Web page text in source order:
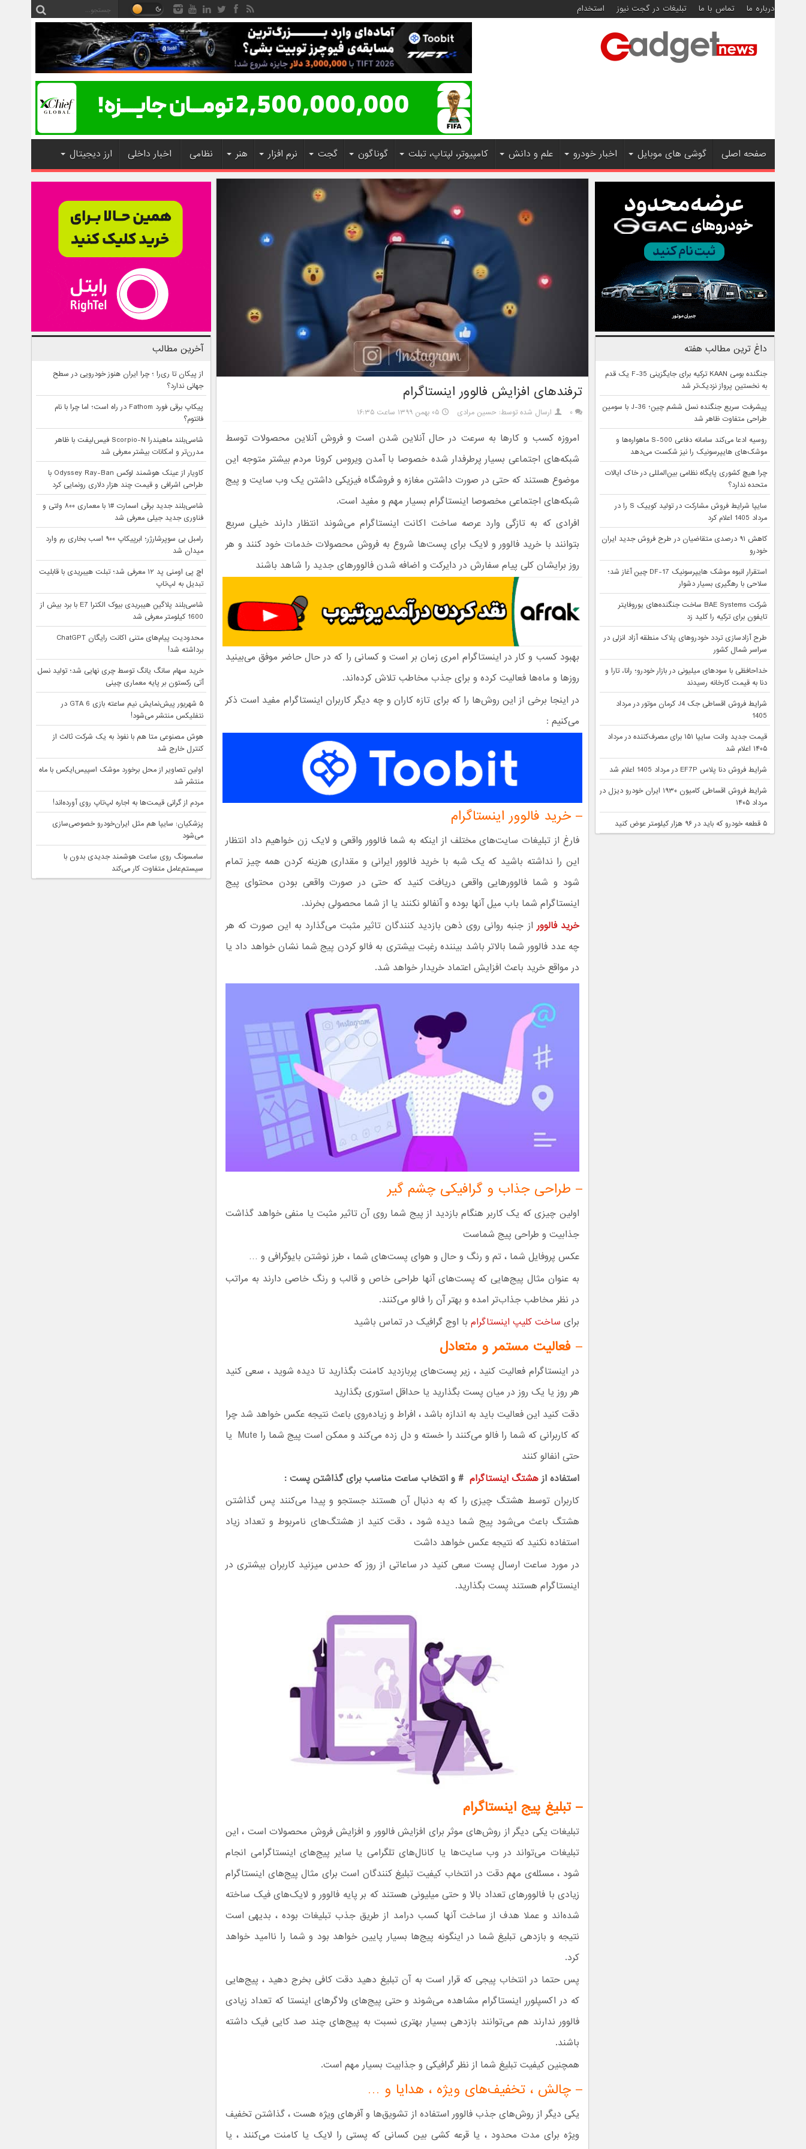
درباره ما تماس با ما تبلیغات در گجت نیوز استخدام
صفحه اصلی گوشی های موبایل اخبار خودرو علم و دانش کامپیوتر، لپتاپ، تبلت گوناگون گجت نرم افزار هنر نظامی اخبار داخلی ارز دیجیتال
ترفندهای افزایش فالوور اینستاگرام
۰ ارسال شده توسط: حسین مرادی ۰۵ بهمن ۱۳۹۹ ساعت ۱۶:۳۵
امروزه کسب و کارها به سرعت در حال آنلاین شدن است و فروش آنلاین محصولات توسط
شبکه‌های اجتماعی بسیار پرطرفدار شده خصوصا با آمدن ویروس کرونا مردم بیشتر متوجه این
موضوع هستند که حتی در صورت داشتن مغازه و فروشگاه فیزیکی داشتن یک وب سایت و پیج
شبکه‌های اجتماعی مخصوصا اینستاگرام بسیار مهم و مفید است.
افرادی که به تازگی وارد عرصه ساخت اکانت اینستاگرام می‌شوند انتظار دارند خیلی سریع
بتوانند با خرید فالوور و لایک برای پست‌ها شروع به فروش محصولات خدمات خود کنند و هر
روز برایشان کلی پیام سفارش در دایرکت و اضافه شدن فالوورهای جدید را شاهد باشند
بهبود کسب و کار در اینستاگرام امری زمان بر است و کسانی را که در حال حاضر موفق می‌بینید
روزها و ماه‌ها فعالیت کرده و برای جذب مخاطب تلاش کرده‌اند.
در اینجا برخی از این روش‌ها را که برای تازه کاران و چه دیگر کاربران اینستاگرام مفید است ذکر
می‌کنیم :
– خرید فالوور اینستاگرام
فارغ از تبلیغات سایت‌های مختلف از اینکه به شما فالوور واقعی و لایک زن خواهیم داد انتظار
این را نداشته باشید که یک شبه با خرید فالوور ایرانی و مقداری هزینه کردن همه چیز تمام
شود و شما فالوورهایی واقعی دریافت کنید که حتی در صورت واقعی بودن محتوای پیج
اینستاگرام شما باب میل آنها بوده و آنفالو نکنند یا از شما محصولی بخرند.
خرید فالوور از جنبه روانی روی ذهن بازدید کنندگان تاثیر مثبت می‌گذارد به این صورت که هر
چه عدد فالوور شما بالاتر باشد بیننده رغبت بیشتری به فالو کردن پیج شما نشان خواهد داد یا
در مواقع خرید باعث افزایش اعتماد خریدار خواهد شد.
– طراحی جذاب و گرافیکی چشم گیر
اولین چیزی که یک کاربر هنگام بازدید از پیج شما روی آن تاثیر مثبت یا منفی خواهد گذاشت
جذابیت و طراحی پیج شماست
عکس پروفایل شما ، تم و رنگ و حال و هوای پست‌های شما ، طرز نوشتن بایوگرافی و …
به عنوان مثال پیج‌هایی که پست‌های آنها طراحی خاص و قالب و رنگ خاصی دارند به مراتب
در نظر مخاطب جذاب‌تر امده و بهتر آن را فالو می‌کنند.
برای ساخت کلیپ اینستاگرام با اوج گرافیک در تماس باشید
– فعالیت مستمر و متعادل
در اینستاگرام فعالیت کنید ، زیر پست‌های پربازدید کامنت بگذارید تا دیده شوید ، سعی کنید
هر روز یا یک روز در میان پست بگذارید یا حداقل استوری بگذارید
دقت کنید این فعالیت باید به اندازه باشد ، افراط و زیاده‌روی باعث نتیجه عکس خواهد شد چرا
که کاربرانی که شما را فالو می‌کنند را خسته و دل زده می‌کند و ممکن است پیج شما را Mute یا
حتی انفالو کنند
استفاده از هشتگ اینستاگرام # و انتخاب ساعت مناسب برای گذاشتن پست :
کاربران توسط هشتگ چیزی را که به دنبال آن هستند جستجو و پیدا می‌کنند پس گذاشتن
هشتگ باعث می‌شود پیج شما دیده شود ، دقت کنید از هشتگ‌های نامربوط و تعداد زیاد
استفاده نکنید که نتیجه عکس خواهد داشت
در مورد ساعت ارسال پست سعی کنید در ساعاتی از روز که حدس میزنید کاربران بیشتری در
اینستاگرام هستند پست بگذارید.
– تبلیغ پیج اینستاگرام
تبلیغات یکی دیگر از روش‌های موثر برای افزایش فالوور و افزایش فروش محصولات است ، این
تبلیغات می‌تواند در وب سایت‌ها یا کانال‌های تلگرامی یا سایر پیج‌های اینستاگرامی انجام
شود ، مسئله‌ی مهم دقت در انتخاب کیفیت تبلیغ کنندگان است برای مثال پیج‌های اینستاگرام
زیادی با فالوورهای تعداد بالا و حتی میلیونی هستند که بر پایه فالوور و لایک‌های فیک ساخته
شده‌اند و عملا هدف از ساخت آنها کسب درامد از طریق جذب تبلیغات بوده ، بدیهی است
نتیجه و بازدهی تبلیغ شما در اینگونه پیج‌ها بسیار پایین خواهد بود و شما را ناامید خواهد
کرد.
پس حتما در انتخاب پیجی که قرار است به آن تبلیغ دهید دقت کافی بخرج دهید ، پیج‌هایی
که در اکسپلورر اینستاگرام مشاهده می‌شوند و حتی پیج‌های ولاگرهای اینستا که تعداد زیادی
فالوور ندارند هم می‌توانند بازدهی بسیار بهتری نسبت به پیج‌های چند صد کایی فیک داشته
باشند.
همچنین کیفیت تبلیغ شما از نظر گرافیکی و جذابیت بسیار مهم است.
– چالش ، تخفیف‌های ویژه ، هدایا و …
یکی دیگر از روش‌های جذب فالوور استفاده از تشویق‌ها و آفرهای ویژه هست ، گذاشتن تخفیف
ویژه برای مدت محدود ، یا قرعه کشی بین کسانی که پستی را لایک یا کامنت می‌کنند ، یا
داغ ترین مطالب هفته
جنگنده بومی KAAN ترکیه برای جایگزینی F-35 یک قدم
به نخستین پرواز نزدیک‌تر شد
پیشرفت سریع جنگنده نسل ششم چین؛ J-36 با سومین
طراحی متفاوت ظاهر شد
روسیه ادعا می‌کند سامانه دفاعی S-500 ماهواره‌ها و
موشک‌های هایپرسونیک را نیز شکست می‌دهد
چرا هیچ کشوری پایگاه نظامی بین‌المللی در خاک ایالات
متحده ندارد؟
سایپا شرایط فروش مشارکت در تولید کوییک S را در
مرداد 1405 اعلام کرد
کاهش ۹۱ درصدی متقاضیان در طرح فروش جدید ایران
خودرو
استقرار انبوه موشک هایپرسونیک DF-17 چین آغاز شد؛
سلاحی با رهگیری بسیار دشوار
شرکت BAE Systems ساخت جنگنده‌های یوروفایتر
تایفون برای ترکیه را کلید زد
طرح آزادسازی تردد خودروهای پلاک منطقه آزاد انزلی در
سراسر شمال کشور
خداحافظی با سودهای میلیونی در بازار خودرو؛ رانا، تارا و
دنا به قیمت کارخانه رسیدند
شرایط فروش اقساطی جک J4 کرمان موتور در مرداد
1405
قیمت جدید وانت سایپا ۱۵۱ برای مصرف‌کننده در مرداد
۱۴۰۵ اعلام شد
شرایط فروش دنا پلاس EF7P در مرداد 1405 اعلام شد
شرایط فروش اقساطی کامیون ۱۹۳۰ ایران خودرو دیزل در
مرداد ۱۴۰۵
۵ قطعه خودرو که باید در ۹۶ هزار کیلومتر عوض کنید
آخرین مطالب
از پیکان تا ری‌را ؛ چرا ایران هنوز خودرویی در سطح
جهانی ندارد؟
پیکاپ برقی فورد Fathom در راه است؛ اما چرا با نام
فانتوم؟
شاسی‌بلند ماهیندرا Scorpio-N فیس‌لیفت با ظاهر
مدرن‌تر و امکانات بیشتر معرفی شد
کاویار از عینک هوشمند لوکس Odyssey Ray-Ban با
طراحی اشرافی و قیمت چند هزار دلاری رونمایی کرد
شاسی‌بلند جدید برقی اسمارت #۱ با معماری ۸۰۰ ولتی و
فناوری جدید جیلی معرفی شد
رامبل بی سوپرشارژر؛ ابرپیکاپ ۹۰۰ اسب بخاری رم وارد
میدان شد
اچ پی اومنی پد ۱۲ معرفی شد؛ تبلت هیبریدی با قابلیت
تبدیل به لپ‌تاپ
شاسی‌بلند پلاگین هیبریدی بیوک الکترا E7 با برد بیش از
1600 کیلومتر معرفی شد
محدودیت پیام‌های متنی اکانت رایگان ChatGPT
برداشته شد!
خرید سهام سانگ‌ یانگ توسط چری نهایی شد؛ تولید نسل
آتی رکستون بر پایه معماری چینی
۵ شهریور پیش‌نمایش نیم ساعته بازی GTA 6 در
نتفلیکس منتشر می‌شود!
هوش مصنوعی متا هم با نفوذ به یک شرکت ثالث از
کنترل خارج شد
اولین تصاویر از محل برخورد موشک اسپیس‌ایکس با ماه
منتشر شد
مردم از گرانی قیمت‌ها به اجاره لپ‌تاپ روی آورده‌اند!
پزشکیان: سایپا هم مثل ایران‌خودرو خصوصی‌سازی
می‌شود
سامسونگ روی ساعت هوشمند جدیدی بدون با
سیستم‌عامل متفاوت کار می‌کند